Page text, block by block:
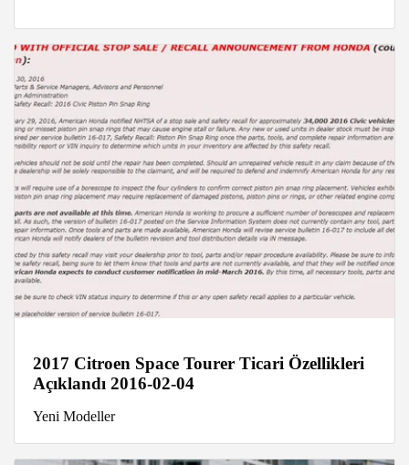
2017 Citroen Space Tourer Ticari Özellikleri
Açıklandı 2016-02-04
Yeni Modeller